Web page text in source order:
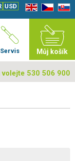
EN CZ SK
USD
Můj košík
Servis
volejte 530 506 900